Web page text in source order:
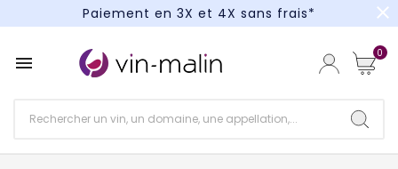
Paiement en 3X et 4X sans frais*
Paiement en 3X et 4X sans frais*
close
 0